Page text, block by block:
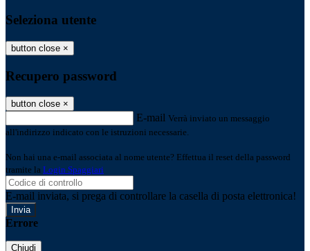
Seleziona utente
button close ×
Recupero password
button close ×
E-mail Verrà inviato un messaggio
all'indirizzo indicato con le istruzioni necessarie.
Non hai una e-mail associata al nome utente? Effettua il reset della password
tramite la Login Spaggiari
E-mail inviata, si prega di controllare la casella di posta elettronica!
Errore
Chiudi